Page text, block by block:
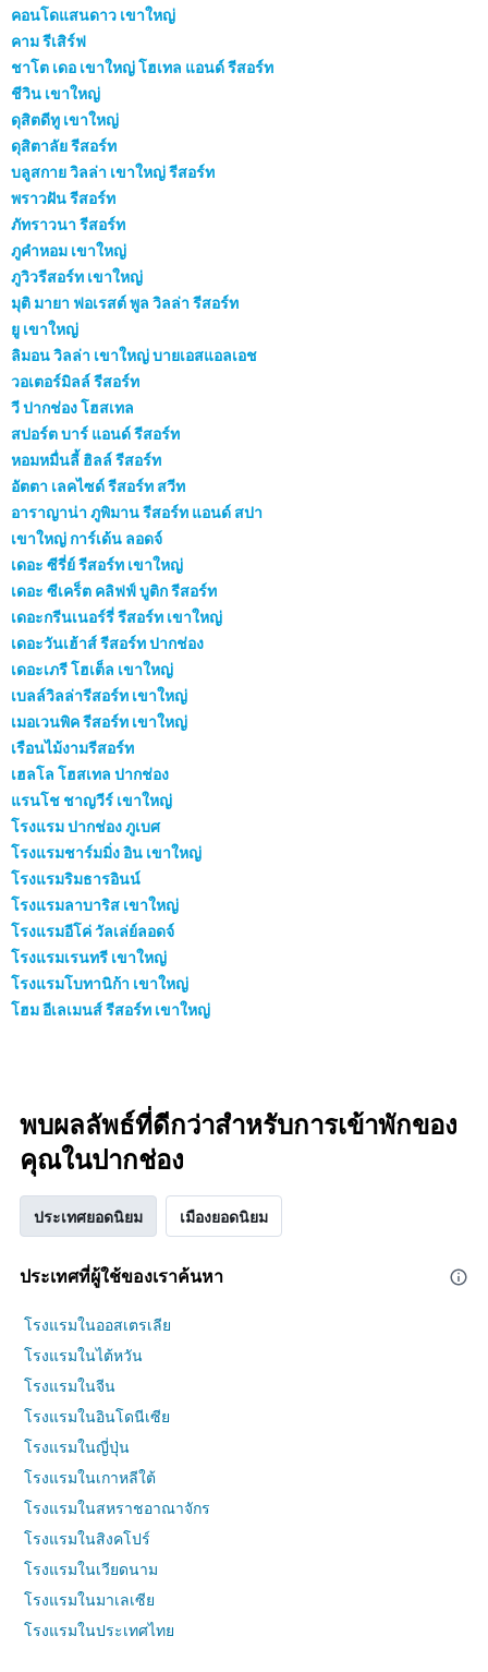
คอนโดแสนดาว เขาใหญ่
คาม รีเสิร์ฟ
ชาโต เดอ เขาใหญ่ โฮเทล แอนด์ รีสอร์ท
ชีวิน เขาใหญ่
ดุสิตดีทู เขาใหญ่
ดุสิตาลัย รีสอร์ท
บลูสกาย วิลล่า เขาใหญ่ รีสอร์ท
พราวฝัน รีสอร์ท
ภัทราวนา รีสอร์ท
ภูคำหอม เขาใหญ่
ภูวิวรีสอร์ท เขาใหญ่
มุติ มายา ฟอเรสต์ พูล วิลล่า รีสอร์ท
ยู เขาใหญ่
ลิมอน วิลล่า เขาใหญ่ บายเอสแอลเอช
วอเตอร์มิลล์ รีสอร์ท
วี ปากช่อง โฮสเทล
สปอร์ต บาร์ แอนด์ รีสอร์ท
หอมหมื่นลี้ ฮิลล์ รีสอร์ท
อัตตา เลคไซด์ รีสอร์ท สวีท
อาราญาน่า ภูพิมาน รีสอร์ท แอนด์ สปา
เขาใหญ่ การ์เด้น ลอดจ์
เดอะ ซีรี่ย์ รีสอร์ท เขาใหญ่
เดอะ ซีเคร็ต คลิฟฟ์ บูติก รีสอร์ท
เดอะกรีนเนอร์รี่ รีสอร์ท เขาใหญ่
เดอะวันเฮ้าส์ รีสอร์ท ปากช่อง
เดอะเภรี โฮเต็ล เขาใหญ่
เบลล์วิลล่ารีสอร์ท เขาใหญ่
เมอเวนพิค รีสอร์ท เขาใหญ่
เรือนไม้งามรีสอร์ท
เฮลโล โฮสเทล ปากช่อง
แรนโช ชาญวีร์ เขาใหญ่
โรงแรม ปากช่อง ภูเบศ
โรงแรมชาร์มมิ่ง อิน เขาใหญ่
โรงแรมริมธารอินน์
โรงแรมลาบาริส เขาใหญ่
โรงแรมอีโค่ วัลเล่ย์ลอดจ์
โรงแรมเรนทรี เขาใหญ่
โรงแรมโบทานิก้า เขาใหญ่
โฮม อีเลเมนส์ รีสอร์ท เขาใหญ่
พบผลลัพธ์ที่ดีกว่าสำหรับการเข้าพักของ
คุณในปากช่อง
ประเทศยอดนิยม เมืองยอดนิยม
ประเทศที่ผู้ใช้ของเราค้นหา
โรงแรมในออสเตรเลีย
โรงแรมในไต้หวัน
โรงแรมในจีน
โรงแรมในอินโดนีเซีย
โรงแรมในญี่ปุ่น
โรงแรมในเกาหลีใต้
โรงแรมในสหราชอาณาจักร
โรงแรมในสิงคโปร์
โรงแรมในเวียดนาม
โรงแรมในมาเลเซีย
โรงแรมในประเทศไทย